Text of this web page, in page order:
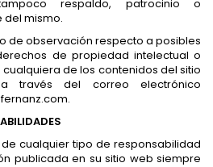
respaldo, patrocinio o
mismo.
de observación respecto a posibles
de propiedad intelectual o
de los contenidos del sitio
través del correo electrónico
de cualquier tipo de responsabilidad
publicada en su sitio web siempre